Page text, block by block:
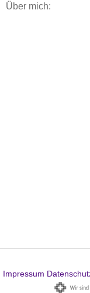
Über mich:
Impressum